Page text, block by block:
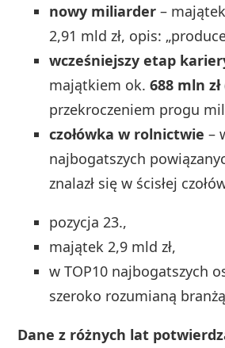
nowy miliarder –
2,91 mld zł, opis:
wcześniejszy etap
majątkiem ok.688 mln zł
przekroczeniem progu
czołówka w rolnictwie –
najbogatszych
znalazł się w ścisłej
pozycja 23.,
majątek 2,9 mld zł,
w TOP10 najbogatszych
szeroko rozumianą
Dane z różnych lat